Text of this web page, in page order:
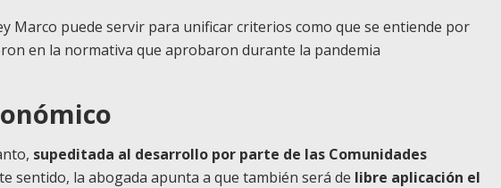
Marco puede servir para unificar criterios como que se entiende por
en la normativa que aprobaron durante la pandemia
supeditada al desarrollo por parte de las Comunidades
sentido, la abogada apunta a que también será de libre aplicación el